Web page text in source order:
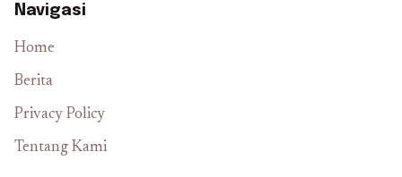
Navigasi
Home
Berita
Privacy Policy
Tentang Kami